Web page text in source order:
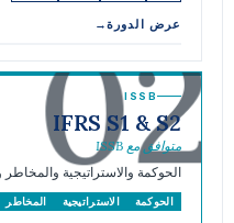
عرض الدورة→
02
ISSB
IFRS S1 & S2
متوافق مع ISSB
الحوكمة والاستراتيجية والمخاطر
الحوكمة الاستراتيجية المخاطر